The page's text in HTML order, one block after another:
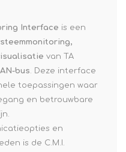
Interface is een
van TA
bus. Deze interface
toepassingen waar
en betrouwbare
en
is de C.M.I.